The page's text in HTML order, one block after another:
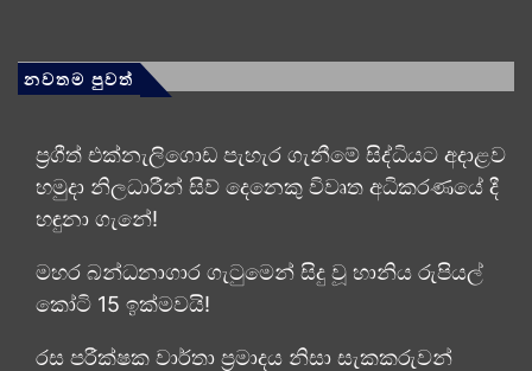
නවතම පුවත්
ප්‍රගීත් එක්නැලිගොඩ පැහැර ගැනීමේ සිද්ධියට අදාළව
හමුදා නිලධාරීන් සිව් දෙනෙකු විවෘත අධි­ක­ර­ණ­යේ දී
හඳුනා ගැනේ!
මහර බන්ධනාගාර ගැටුමෙන් සිදු වූ හානිය රුපියල්
කෝටි 15 ඉක්මවයි!
රස පරීක්ෂක වාර්තා ප්‍රමාදය නිසා සැකකරුවන්